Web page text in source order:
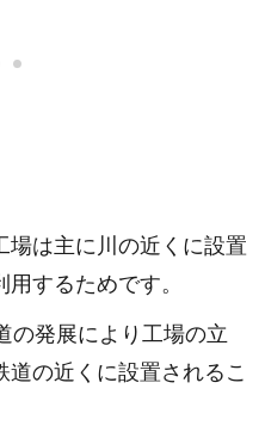
場は主に川の近くに設置
するためです。
の発展により工場の立
の近くに設置されるこ